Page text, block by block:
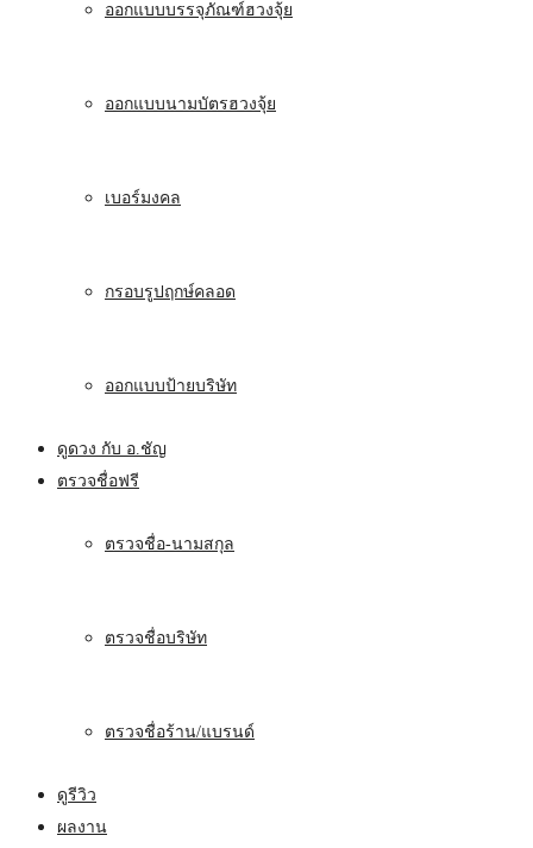
ออกแบบบรรจุภัณฑ์ฮวงจุ้ย
ออกแบบนามบัตรฮวงจุ้ย
เบอร์มงคล
กรอบรูปฤกษ์คลอด
ออกแบบป้ายบริษัท
ดูดวง กับ อ.ชัญ
ตรวจชื่อฟรี
ตรวจชื่อ-นามสกุล
ตรวจชื่อบริษัท
ตรวจชื่อร้าน/แบรนด์
ดูรีวิว
ผลงาน